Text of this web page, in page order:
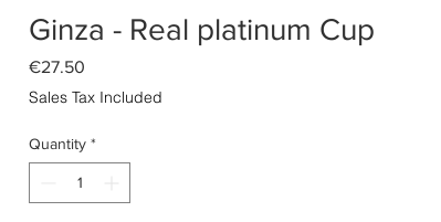
Ginza - Real platinum Cup
€27.50
Sales Tax Included
Quantity *